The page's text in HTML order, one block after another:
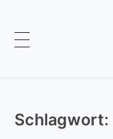
Schlagwort: